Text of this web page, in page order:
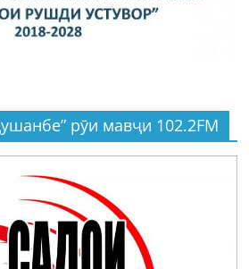
рӯи мавҷи 102.2FM